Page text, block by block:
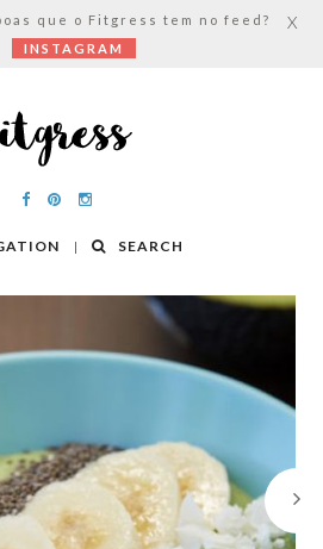
SEARCH
que o Fitgress tem no feed?
INSTAGRAM
X